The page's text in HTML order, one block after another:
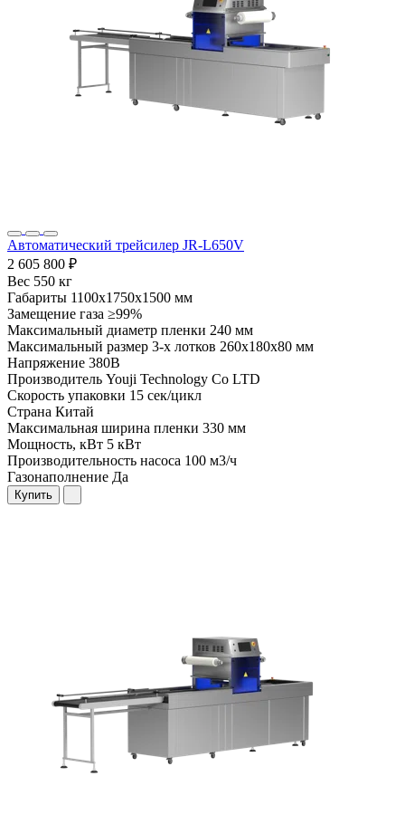
Автоматический трейсилер JR-L650V
2 605 800 ₽
Вес 550 кг
Габариты 1100х1750х1500 мм
Замещение газа ≥99%
Максимальный диаметр пленки 240 мм
Максимальный размер 3-х лотков 260х180х80 мм
Напряжение 380В
Производитель Youji Technology Co LTD
Скорость упаковки 15 сек/цикл
Страна Китай
Максимальная ширина пленки 330 мм
Мощность, кВт 5 кВт
Производительность насоса 100 м3/ч
Газонаполнение Да
Купить